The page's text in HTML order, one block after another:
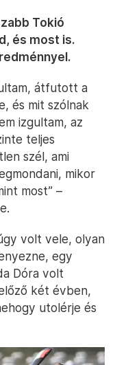
Tokió
és most is.
átfutott a
és mit szólnak
izgultam, az
teljes
szél, ami
mikor
most” –
volt vele, olyan
egy
Dóra volt
két évben,
utolérje és